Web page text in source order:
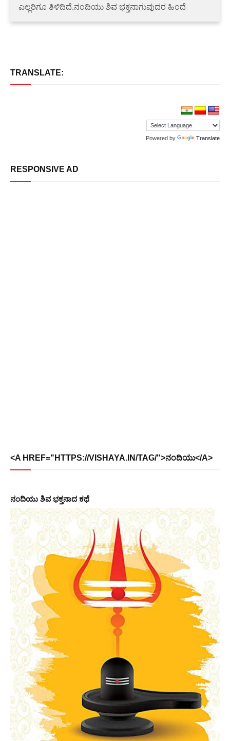
ಎಲ್ಲರಿಗೂ ತಿಳಿದಿದೆ.ನಂದಿಯು ಶಿವ ಭಕ್ತನಾಗುವುದರ ಹಿಂದೆ
TRANSLATE:
Powered by Translate
RESPONSIVE AD
<A HREF="HTTPS://VISHAYA.IN/TAG/">ನಂದಿಯು</A>
ನಂದಿಯು ಶಿವ ಭಕ್ತನಾದ ಕಥೆ